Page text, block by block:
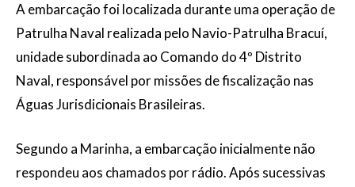
A embarcação foi localizada durante uma operação de
Patrulha Naval realizada pelo Navio-Patrulha Bracuí,
unidade subordinada ao Comando do 4º Distrito
Naval, responsável por missões de fiscalização nas
Águas Jurisdicionais Brasileiras.
Segundo a Marinha, a embarcação inicialmente não
respondeu aos chamados por rádio. Após sucessivas